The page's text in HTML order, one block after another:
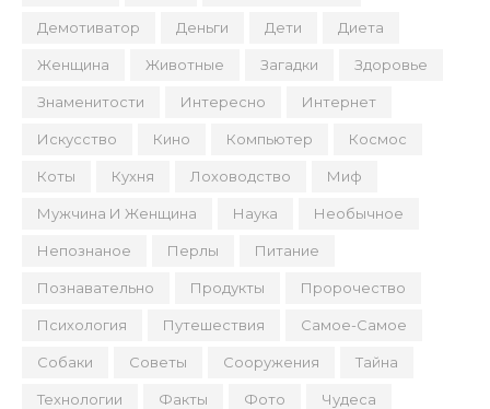
Демотиватор Деньги Дети Диета
Женщина Животные Загадки Здоровье
Знаменитости Интересно Интернет
Искусство Кино Компьютер Космос
Коты Кухня Лоховодство Миф
Мужчина И Женщина Наука Необычное
Непознаное Перлы Питание
Познавательно Продукты Пророчество
Психология Путешествия Самое-Самое
Собаки Советы Сооружения Тайна
Технологии Факты Фото Чудеса